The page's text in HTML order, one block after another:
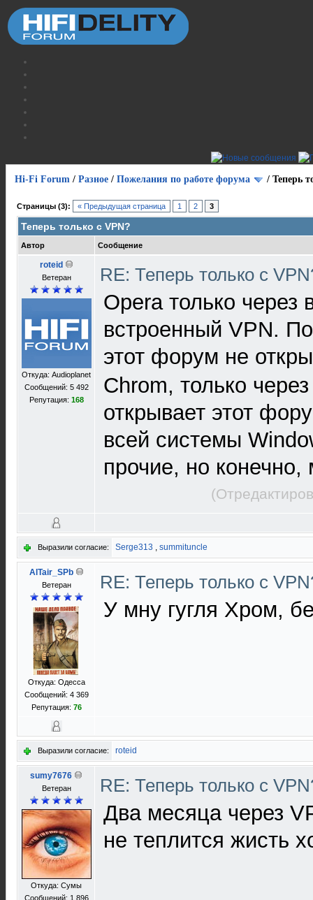
Hi-Fi Forum / Разное / Пожелания по работе форума / Теперь
Страницы (3): « Предыдущая страница 1 2 3
Теперь только с VPN?
Автор Сообщение
roteid
Ветеран
Откуда: Audioplanet
Сообщений: 5 492
Репутация: 168
RE: Теперь только с
Opera только через
встроенный VPN.
этот форум не
Chrom, только
открывает этот
всей системы
прочие, но
Выразили согласие: Serge313 , summituncle
AlTair_SPb
Ветеран
Откуда: Одесса
Сообщений: 4 369
Репутация: 76
RE: Теперь только с
У мну гугля Хром,
Выразили согласие: roteid
sumy7676
Ветеран
Откуда: Сумы
Сообщений: 1 896
RE: Теперь только с
Два месяца через
не теплится жисть